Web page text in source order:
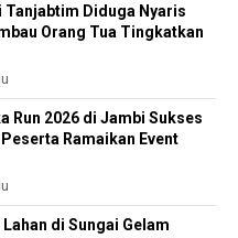
Tanjabtim Diduga Nyaris
Orang Tua Tingkatkan
Run 2026 di Jambi Sukses
Ramaikan Event
di Sungai Gelam